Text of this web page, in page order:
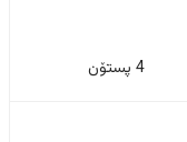
4 پستۆن